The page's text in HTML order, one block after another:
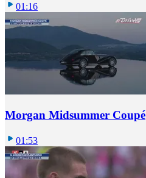
01:16
Morgan Midsummer Coupé
01:53